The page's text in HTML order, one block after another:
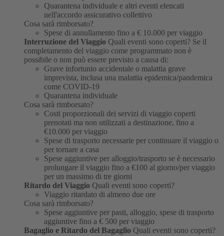
Quarantena individuale e altri eventi elencati
nell'accordo assicurativo collettivo
Cosa sarà rimborsato?
Spese di annullamento fino a € 10.000 per viaggio
Interruzione del Viaggio Quali eventi sono coperti? Se il
completamento del viaggio come programmato non è
possibile o non può essere previsto a causa di:
Grave infortunio accidentale o malattia grave
imprevista, inclusa una malattia epidemica/pandemica
come COVID-19
Quarantena individuale
Cosa sarà rimborsato?
Costi proporzionali dei servizi di viaggio coperti
prenotati ma non utilizzati a destinazione, fino a
€10.000 per viaggio
Spese di trasporto necessarie per continuare il viaggio o
per tornare a casa
Spese aggiuntive per alloggio/trasporto se è necessario
prolungare il viaggio fino a €100 al giorno/per viaggio
per un massimo di tre giorni
Ritardo del Viaggio Quali eventi sono coperti?
Viaggio ritardato di almeno due ore
Cosa sarà rimborsato?
Spese aggiuntive per pasti, alloggio, spese di trasporto
aggiuntive fino a € 500 per viaggio
Bagaglio e Ritardo del Bagaglio Quali eventi sono coperti?